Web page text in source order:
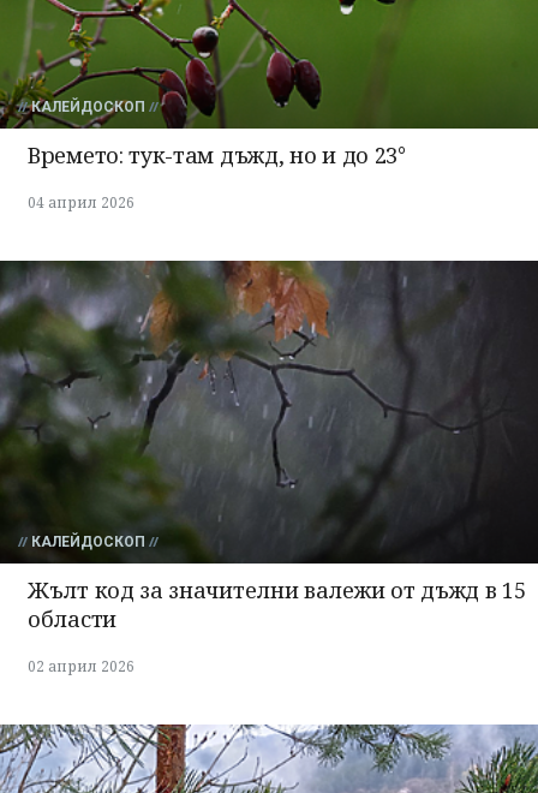
КАЛЕЙДОСКОП
Времето: тук-там дъжд, но и до 23°
04 април 2026
КАЛЕЙДОСКОП
Жълт код за значителни валежи от дъжд в 15
области
02 април 2026